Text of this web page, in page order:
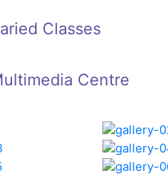
Classes
Centre